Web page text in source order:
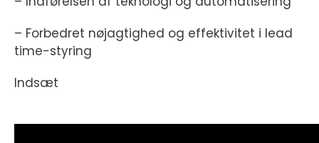
– Forbedret nøjagtighed og effektivitet i lead
time-styring
Indsæt